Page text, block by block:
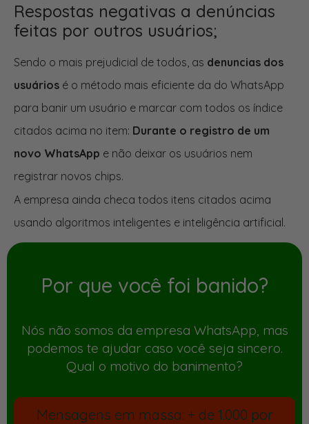
Respostas negativas a denúncias
feitas por outros usuários;
Sendo o mais prejudicial de todos, as denuncias dos
usuários é o método mais eficiente da do WhatsApp
para banir um usuário e marcar com todos os índice
citados acima no item: Durante o registro de um
novo WhatsApp e não deixar os usuários nem
registrar novos chips.
A empresa ainda checa todos itens citados acima
usando algoritmos inteligentes e inteligência artificial.
Por que você foi banido?
Nós não somos da empresa WhatsApp, mas
podemos te ajudar caso você seja sincero.
Qual o motivo do banimento?
Mensagens em massa: + de 1.000 por